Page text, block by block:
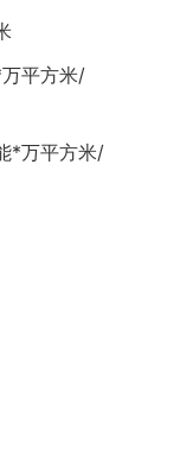
万平方米/
*万平方米/